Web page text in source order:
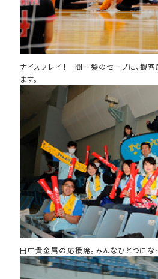
ナイスプレイ！ 間一髪のセーブに、観
ます。
田中貴金属の応援席。みんなひとつにな